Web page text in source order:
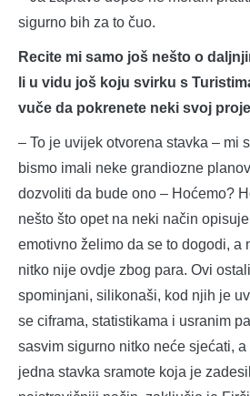
sigurno bih za to čuo.
Recite mi samo još nešto o
li u vidu još koju svirku s
vuče da pokrenete neki svoj
– To je uvijek otvorena stavka – mi
bismo imali neke grandiozne
dozvoliti da bude ono – Hoćemo?
nešto što opet na neki način
emotivno želimo da se to dogodi, a
nitko nije ovdje zbog para. Ovi
spominjani, silikonaši, kod njih je
se ciframa, statistikama i usranim
sasvim sigurno nitko neće sjećati,
jedna stavka sramote koja je